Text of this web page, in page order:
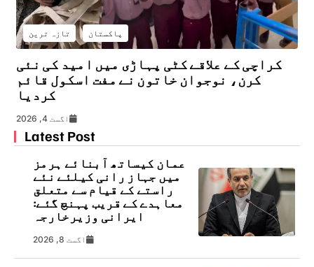
پاکستان تازہ ترین
کراچی کے علاقے کٹی پہاڑی میں امید کی نئی
کرن، نوجوان خاتون نے مفت اسکول قائم
کردیا
اگست 4, 2026
Latest Post
عمان کیساتھ آبنائے ہرمز
میں جہاز رانی کیلئے نئے
راستے کے قیام سے متعلق
معاہدے کے قریب پہنچ گئے:
ایرانی وزیرخارجہ
اگست 8, 2026